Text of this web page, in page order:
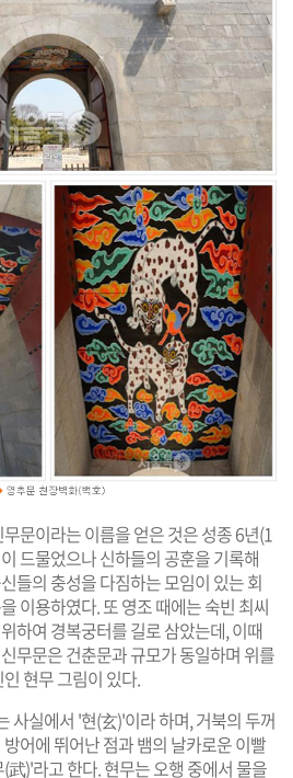
문이라는 이름을 얻은 것은 성종 6년(1
드물었으나 신하들의 공훈을 기록해
들의 충성을 다짐하는 모임이 있는 회
이용하였다. 또 영조 때에는 숙빈 최씨
하여 경복궁터를 길로 삼았는데, 이때
무문은 건춘문과 규모가 동일하며 위를
현무 그림이 있다.
사실에서 '현(玄)'이라 하며, 거북의 두꺼
어에 뛰어난 점과 뱀의 날카로운 이빨
武)'라고 한다. 현무는 오행 중에서 물을